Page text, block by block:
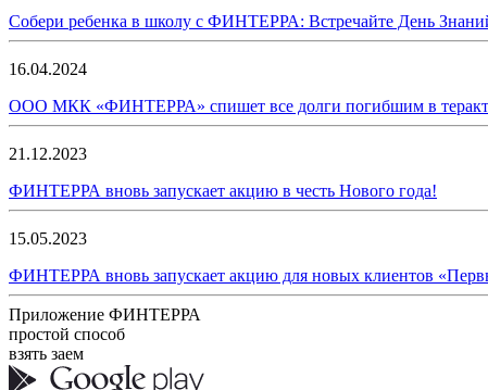
Собери ребенка в школу с ФИНТЕРРА: Встречайте День
16.04.2024
ООО МКК «ФИНТЕРРА» спишет все долги погибшим в
21.12.2023
ФИНТЕРРА вновь запускает акцию в честь Нового года!
15.05.2023
ФИНТЕРРА вновь запускает акцию для новых клиентов
Приложение ФИНТЕРРА
простой способ
взять заем